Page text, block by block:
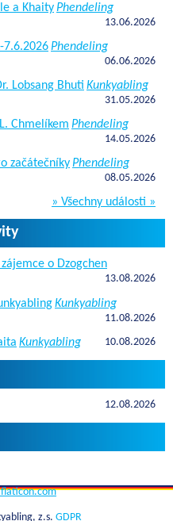
a KhaityPhendeling
13.06.2026
7.6.2026Phendeling
06.06.2026
Lobsang Bhuti Kunkyabling
31.05.2026
Chmelíkem Phendeling
14.05.2026
začátečníkyPhendeling
08.05.2026
» Všechny události »
o Dzogchen
13.08.2026
Kunkyabling
11.08.2026
Kunkyabling 10.08.2026
12.08.2026
z.s. GDPR